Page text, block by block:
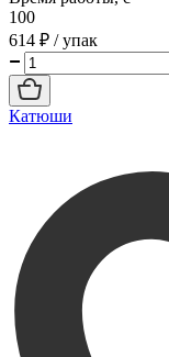
100
614 ₽ / упак
Катюши